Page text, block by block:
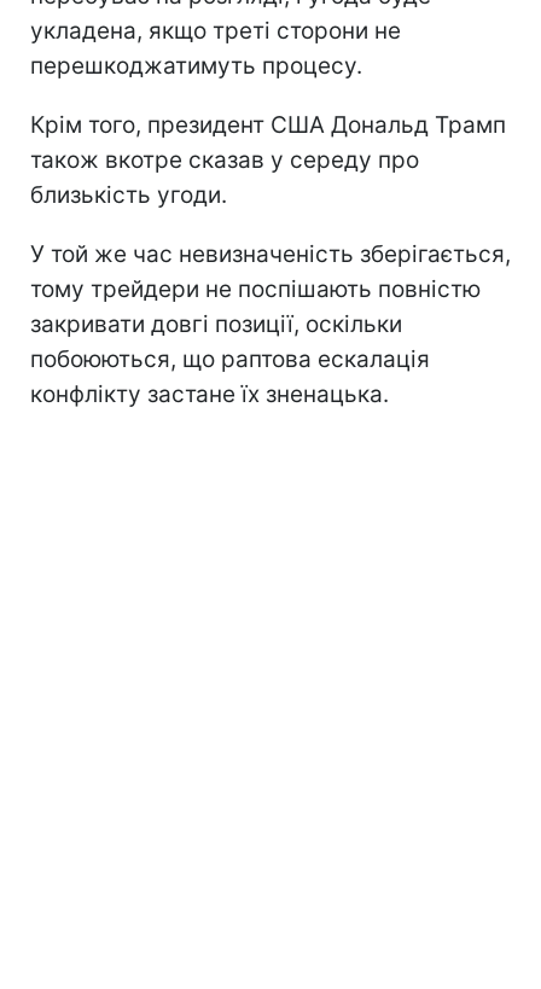
укладена, якщо треті сторони не
перешкоджатимуть процесу.
Крім того, президент США Дональд Трамп
також вкотре сказав у середу про
близькість угоди.
У той же час невизначеність зберігається,
тому трейдери не поспішають повністю
закривати довгі позиції, оскільки
побоюються, що раптова ескалація
конфлікту застане їх зненацька.